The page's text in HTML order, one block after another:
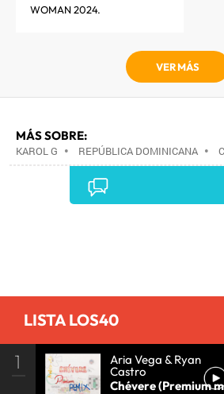
WOMAN 2024.
VER MÁS
MÁS SOBRE:
KAROL G • REPÚBLICA DOMINICANA •
•SUDAMÉRICA•
LISTA LOS40
1 Aria Vega & Ryan
Castro
Chévere (Premium